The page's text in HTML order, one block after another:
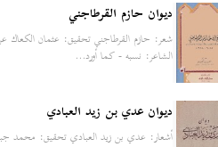
ديوان حازم القرطاجني
شعر: حازم القرطاجني تحقيق: عثمان الكعاك
الشاعر: نسبه - كما أورد…
ديوان عدي بن زيد العبادي
أشعار: عدي بن زيد العبادي تحقيق: محمد